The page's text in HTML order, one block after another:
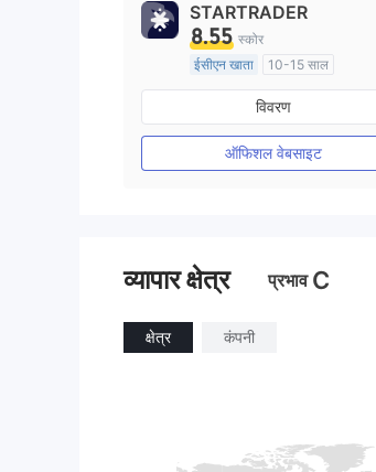
STARTRADER
8.55 स्कोर
ईसीएन खाता
10-15 साल
ऑस्ट्रेलिया विनियमन
मार्केट मेकिंग (एमएम)
मुख्य-लेबल MT4
विवरण
ऑफिशल वेबसाइट
व्यापार क्षेत्र प्रभाव C
क्षेत्र कंपनी